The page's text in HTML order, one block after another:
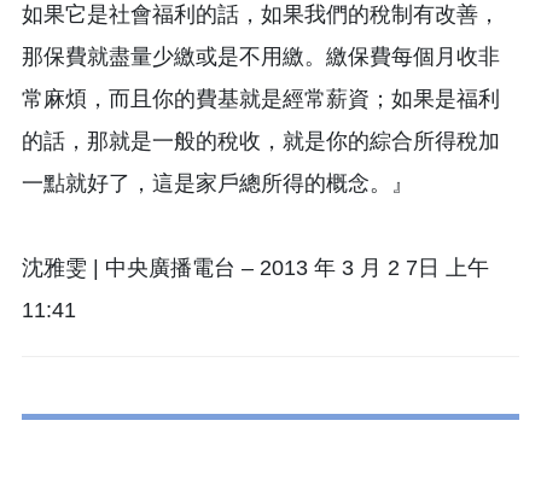
如果它是社會福利的話，如果我們的稅制有改善，
那保費就盡量少繳或是不用繳。繳保費每個月收非
常麻煩，而且你的費基就是經常薪資；如果是福利
的話，那就是一般的稅收，就是你的綜合所得稅加
一點就好了，這是家戶總所得的概念。』
沈雅雯 | 中央廣播電台 – 2013 年 3 月 2 7日 上午
11:41